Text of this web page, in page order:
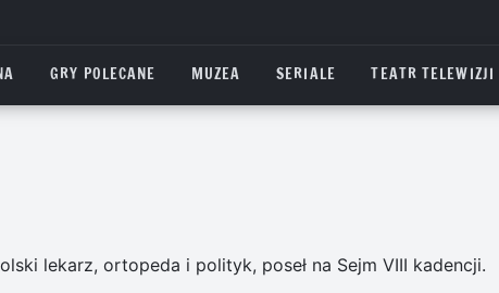
GRY POLECANE MUZEA SERIALE TEATR TELEWIZJI
lekarz, ortopeda i polityk, poseł na Sejm VIII kadencji.